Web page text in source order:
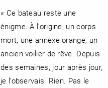
« Ce bateau reste une
énigme. À l’origine, un corps
mort, une annexe orange, un
ancien voilier de rêve. Depuis
des semaines, jour après jour,
je l’observais. Rien. Pas le